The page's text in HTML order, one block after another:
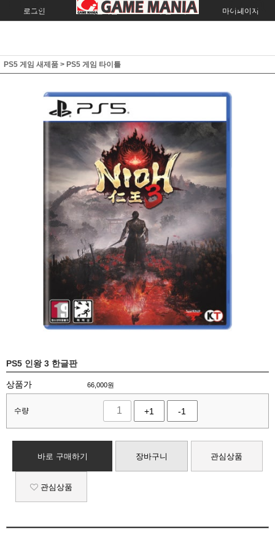
로그인 회원가입 주문조회 마이페이지
PS5 게임 새제품 > PS5 게임 타이틀
PS5 인왕 3 한글판
상품가 66,000원
수량 +1 -1
바로 구매하기 장바구니 관심상품
관심상품